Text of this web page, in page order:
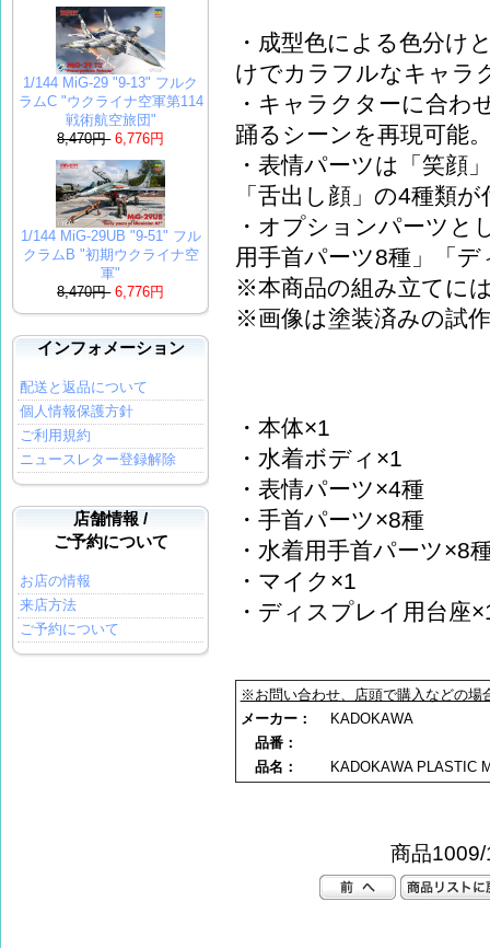
1/144 MiG-29 "9-13" フルク
ラムC "ウクライナ空軍第114
戦術航空旅団"
8,470円 6,776円
1/144 MiG-29UB "9-51" フル
クラムB "初期ウクライナ空
軍"
8,470円 6,776円
インフォメーション
配送と返品について
個人情報保護方針
ご利用規約
ニュースレター登録解除
店舗情報 /
ご予約について
お店の情報
来店方法
ご予約について
・成型色による色分け
けでカラフルなキャラ
・キャラクターに合わ
踊るシーンを再現可能
・表情パーツは「笑顔
「舌出し顔」の4種類が
・オプションパーツと
用手首パーツ8種」「
※本商品の組み立てに
※画像は塗装済みの試
・本体×1
・水着ボディ×1
・表情パーツ×4種
・手首パーツ×8種
・水着用手首パーツ×8
・マイク×1
・ディスプレイ用台座
※お問い合わせ、店頭で購入などの場
メーカー：
KADOKAWA
品番：
品名：
KADOKAWA PLASTIC
商品